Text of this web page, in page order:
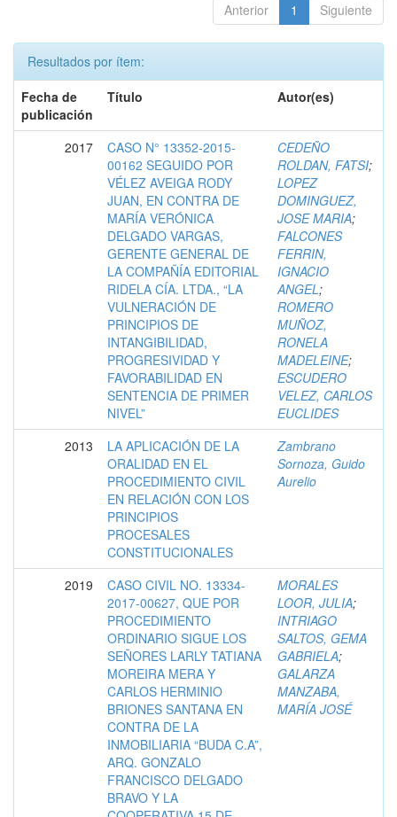
Anterior 1 Siguiente
Resultados por ítem:
Fecha de
publicación
Título Autor(es)
2017
CASO N° 13352-2015-
00162 SEGUIDO POR
VÉLEZ AVEIGA RODY
JUAN, EN CONTRA DE
MARÍA VERÓNICA
DELGADO VARGAS,
GERENTE GENERAL DE
LA COMPAÑÍA EDITORIAL
RIDELA CÍA. LTDA., “LA
VULNERACIÓN DE
PRINCIPIOS DE
INTANGIBILIDAD,
PROGRESIVIDAD Y
FAVORABILIDAD EN
SENTENCIA DE PRIMER
NIVEL”
CEDEÑO
ROLDAN, FATSI;
LOPEZ
DOMINGUEZ,
JOSE MARIA;
FALCONES
FERRIN,
IGNACIO
ANGEL;
ROMERO
MUÑOZ,
RONELA
MADELEINE;
ESCUDERO
VELEZ, CARLOS
EUCLIDES
2013
LA APLICACIÓN DE LA
ORALIDAD EN EL
PROCEDIMIENTO CIVIL
EN RELACIÓN CON LOS
PRINCIPIOS
PROCESALES
CONSTITUCIONALES
Zambrano
Sornoza, Guido
Aurelio
2019
CASO CIVIL NO. 13334-
2017-00627, QUE POR
PROCEDIMIENTO
ORDINARIO SIGUE LOS
SEÑORES LARLY TATIANA
MOREIRA MERA Y
CARLOS HERMINIO
BRIONES SANTANA EN
CONTRA DE LA
INMOBILIARIA “BUDA C.A”,
ARQ. GONZALO
FRANCISCO DELGADO
BRAVO Y LA
MORALES
LOOR, JULIA;
INTRIAGO
SALTOS, GEMA
GABRIELA;
GALARZA
MANZABA,
MARÍA JOSÉ